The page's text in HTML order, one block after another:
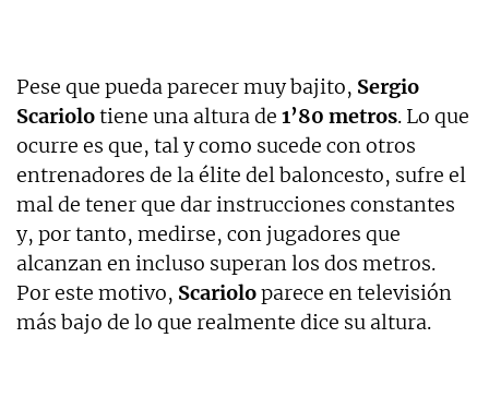
Pese que pueda parecer muy bajito, Sergio
Scariolotiene una altura de 1’80 metros. Lo que
ocurre es que, tal y como sucede con otros
entrenadores de la élite del baloncesto, sufre el
mal de tener que dar instrucciones constantes
y, por tanto, medirse, con jugadores que
alcanzan en incluso superan los dos metros.
Por este motivo, Scarioloparece en televisión
más bajo de lo que realmente dice su altura.